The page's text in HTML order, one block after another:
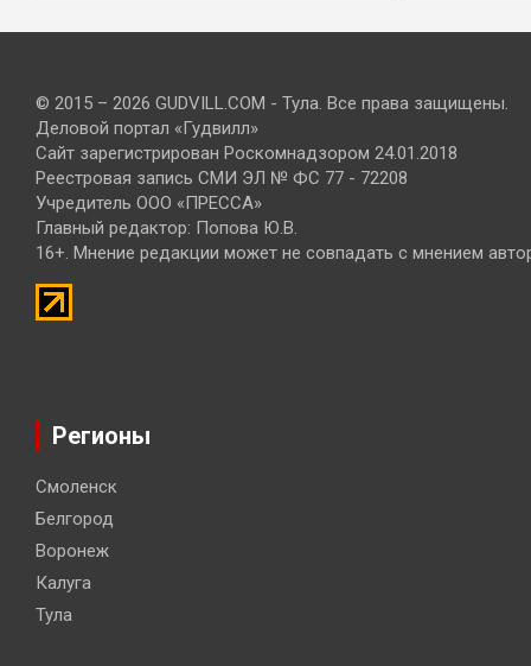
© 2015 – 2026 GUDVILL.COM - Тула. Все права защищены.
Деловой портал «Гудвилл»
Сайт зарегистрирован Роскомнадзором 24.01.2018
Реестровая запись СМИ ЭЛ № ФС 77 - 72208
Учредитель ООО «ПРЕССА»
Главный редактор: Попова Ю.В.
16+. Мнение редакции может не совпадать с мнением
Регионы
Смоленск
Белгород
Воронеж
Калуга
Тула